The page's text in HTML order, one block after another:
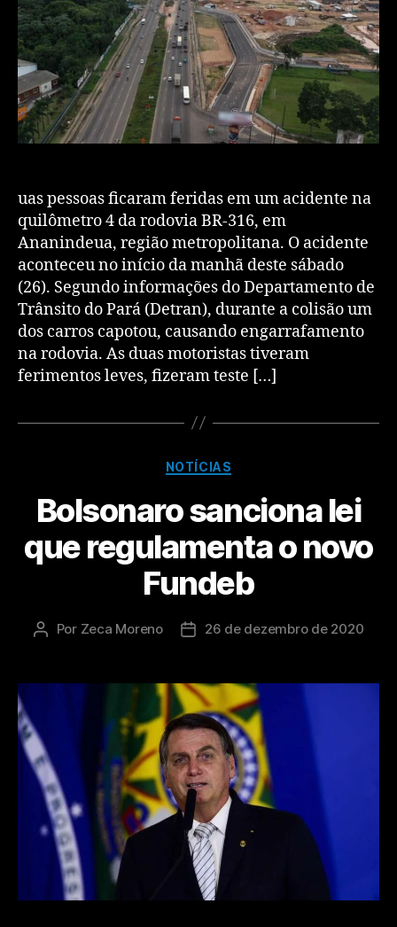
uas pessoas ficaram feridas em um acidente na
quilômetro 4 da rodovia BR-316, em
Ananindeua, região metropolitana. O acidente
aconteceu no início da manhã deste sábado
(26). Segundo informações do Departamento de
Trânsito do Pará (Detran), durante a colisão um
dos carros capotou, causando engarrafamento
na rodovia. As duas motoristas tiveram
ferimentos leves, fizeram teste […]
NOTÍCIAS
Bolsonaro sanciona lei
que regulamenta o novo
Fundeb
Por Zeca Moreno 26 de dezembro de 2020